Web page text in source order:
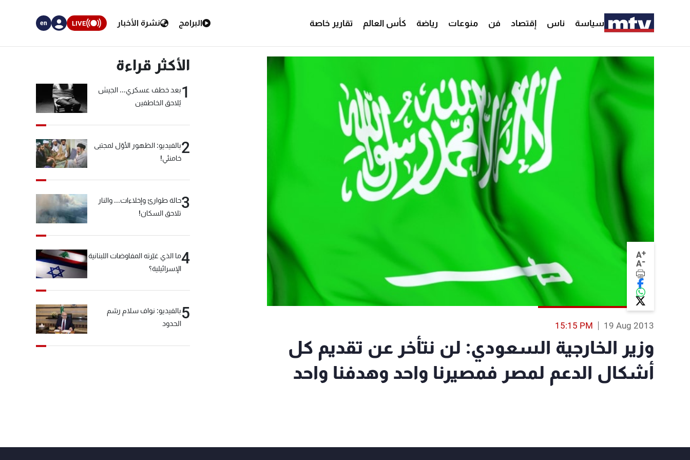
سياسة ناس إقتصاد فن منوعات رياضة كأس العالم تقارير خاصة البرامج نشرة الأخبار LIVE
en
A+
A-
19 Aug 2013
15:15 PM
وزير الخارجية السعودي: لن نتأخر عن تقديم كل
أشكال الدعم لمصر فمصيرنا واحد وهدفنا واحد
الأكثر قراءة
1بعد خطف عسكري... الجيش
يُلاحق الخاطفين
2بالفيديو: الظهور الأوّل لمجتبى
خامنئي!
3حالة طوارئ وإخلاءات... والنار
تلاحق السكان!
4ما الذي غيّرته المفاوضات اللبنانية
الإسرائيلية؟
5بالفيديو: نواف سلام رسّم
الحدود